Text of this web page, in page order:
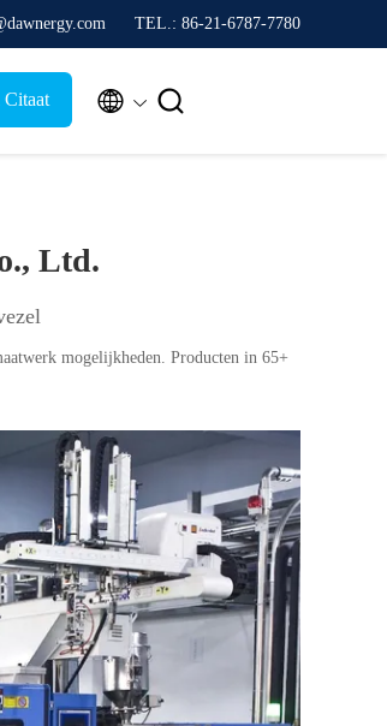
TEL.: 86-21-6787-7780
Citaat  
Ltd.